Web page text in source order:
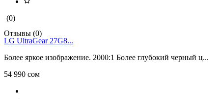
(0)
Отзывы (0)
LG UltraGear 27G8...
Более яркое изображение. 2000:1 Более глубокий черный ц...
54 990 сом